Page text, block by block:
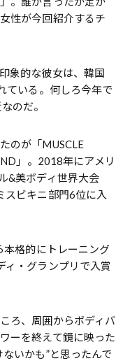
性が今回紹介するチ
象的な彼女は、韓国
ている。何しろ今年で
のだ。
のが「MUSCLE
」。2018年にアメリ
&美ボディ世界大会
スビキニ部門6位に入
格的にトレーニング
ィ・グランプリで入賞
ろ、周囲からボディバ
ーを終えて鏡に映った
いかも”と思ったんで